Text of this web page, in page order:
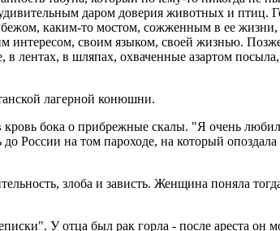
даром доверия животных и птиц.
каким-то мостом, сожженным в ее
своим языком, своей жизнью.
в лентах, в шляпах, охваченные азартом
лагерной конюшни.
бока о прибрежные скалы. "Я очень
России на том пароходе, на который
злоба и зависть. Женщина поняла
У отца был рак горла - после ареста